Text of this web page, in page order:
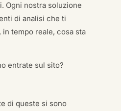
Ogni nostra soluzione
di analisi che ti
tempo reale, cosa sta
entrate sul sito?
di queste si sono